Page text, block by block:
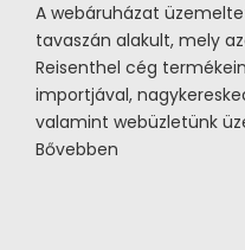
A webáruházat
tavaszán alakult, mely
Reisenthel cég
importjával,
valamint webüzletünk
Bővebben